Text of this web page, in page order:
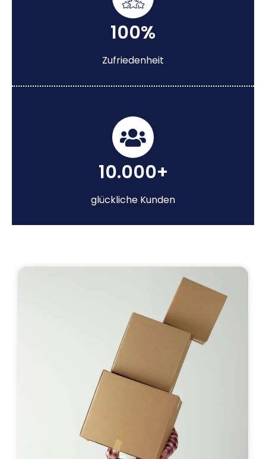
100%
Zufriedenheit
10.000+
glückliche Kunden